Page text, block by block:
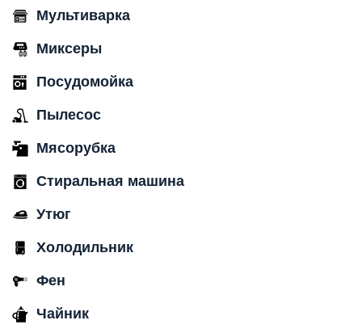
Мультиварка
Миксеры
Посудомойка
Пылесос
Мясорубка
Стиральная машина
Утюг
Холодильник
Фен
Чайник